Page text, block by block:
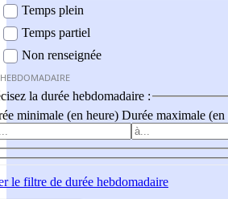
Temps plein
Temps partiel
Non renseignée
la durée hebdomadaire :
minimale (en heure) Durée maximale (en
le filtre de durée hebdomadaire